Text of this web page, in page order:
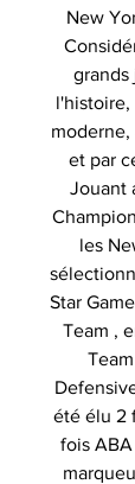
New
grands
et par
Jouant
les
Star
Team ,
été élu 2
fois